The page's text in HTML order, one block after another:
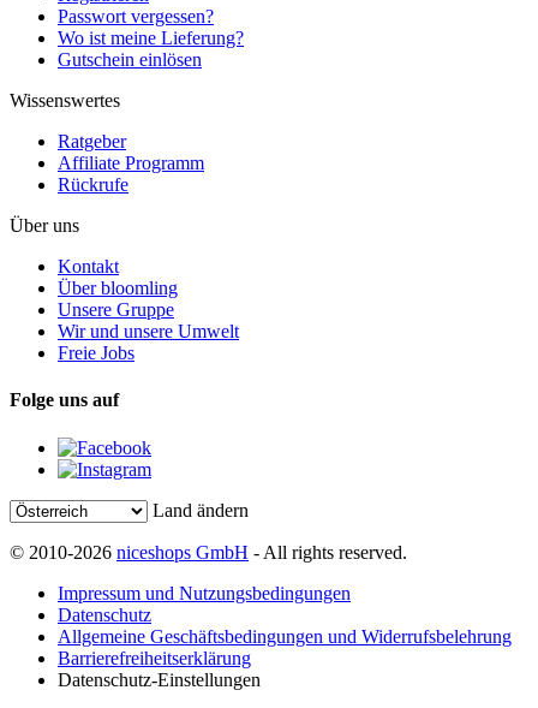
Passwort vergessen?
Wo ist meine Lieferung?
Gutschein einlösen
Wissenswertes
Ratgeber
Affiliate Programm
Rückrufe
Über uns
Kontakt
Über bloomling
Unsere Gruppe
Wir und unsere Umwelt
Freie Jobs
Folge uns auf
Land ändern
© 2010-2026 niceshops GmbH - All rights reserved.
Impressum und Nutzungsbedingungen
Datenschutz
Allgemeine Geschäftsbedingungen und Widerrufsbelehrung
Barrierefreiheitserklärung
Datenschutz-Einstellungen